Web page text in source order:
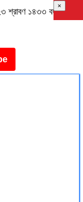
১৪৩৩ বঙ্গাব্দ
×